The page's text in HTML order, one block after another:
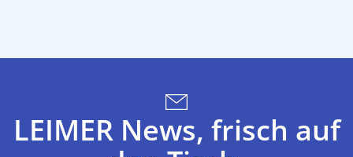
LEIMER News, frisch auf